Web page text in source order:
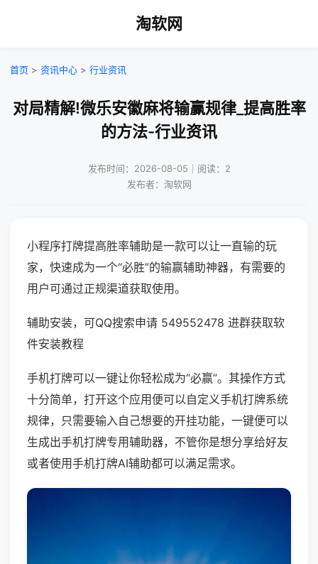
淘软网
首页 > 资讯中心 > 行业资讯
对局精解!微乐安徽麻将输赢规律_提高胜率
的方法-行业资讯
发布时间：2026-08-05｜阅读：2
发布者：淘软网
小程序打牌提高胜率辅助是一款可以让一直输的玩
家，快速成为一个“必胜”的输赢辅助神器，有需要的
用户可通过正规渠道获取使用。
辅助安装，可QQ搜索申请 549552478 进群获取软
件安装教程
手机打牌可以一键让你轻松成为“必赢”。其操作方式
十分简单，打开这个应用便可以自定义手机打牌系统
规律，只需要输入自己想要的开挂功能，一键便可以
生成出手机打牌专用辅助器，不管你是想分享给好友
或者使用手机打牌AI辅助都可以满足需求。